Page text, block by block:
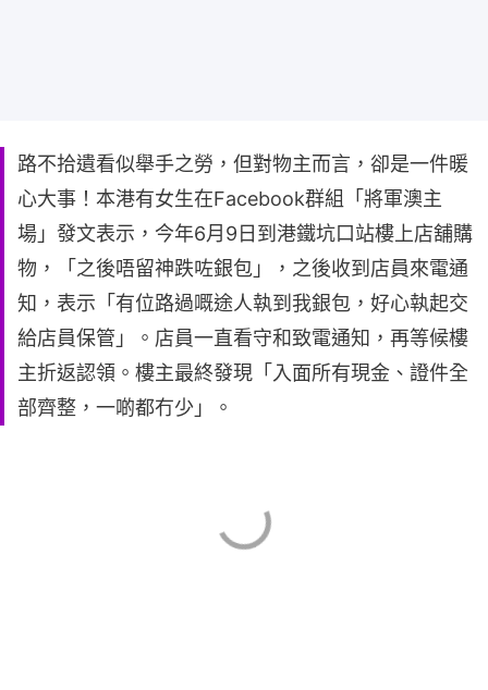
路不拾遺看似舉手之勞，但對物主而言，卻是一件暖
心大事！本港有女生在Facebook群組「將軍澳主
場」發文表示，今年6月9日到港鐵坑口站樓上店舖購
物，「之後唔留神跌咗銀包」，之後收到店員來電通
知，表示「有位路過嘅途人執到我銀包，好心執起交
給店員保管」。店員一直看守和致電通知，再等候樓
主折返認領。樓主最終發現「入面所有現金、證件全
部齊整，一啲都冇少」。